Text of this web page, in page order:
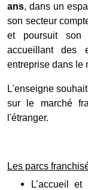
ans, dans un
son secteur
et poursuit son
accueillant des
entreprise dans le
L'enseigne
sur le marché
l'étranger.
Les parcs
L’accueil